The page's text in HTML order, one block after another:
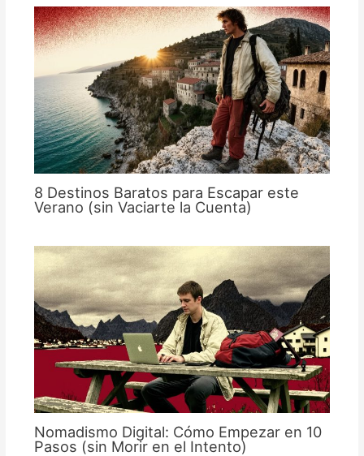
8 Destinos Baratos para Escapar este
Verano (sin Vaciarte la Cuenta)
Nomadismo Digital: Cómo Empezar en 10
Pasos (sin Morir en el Intento)